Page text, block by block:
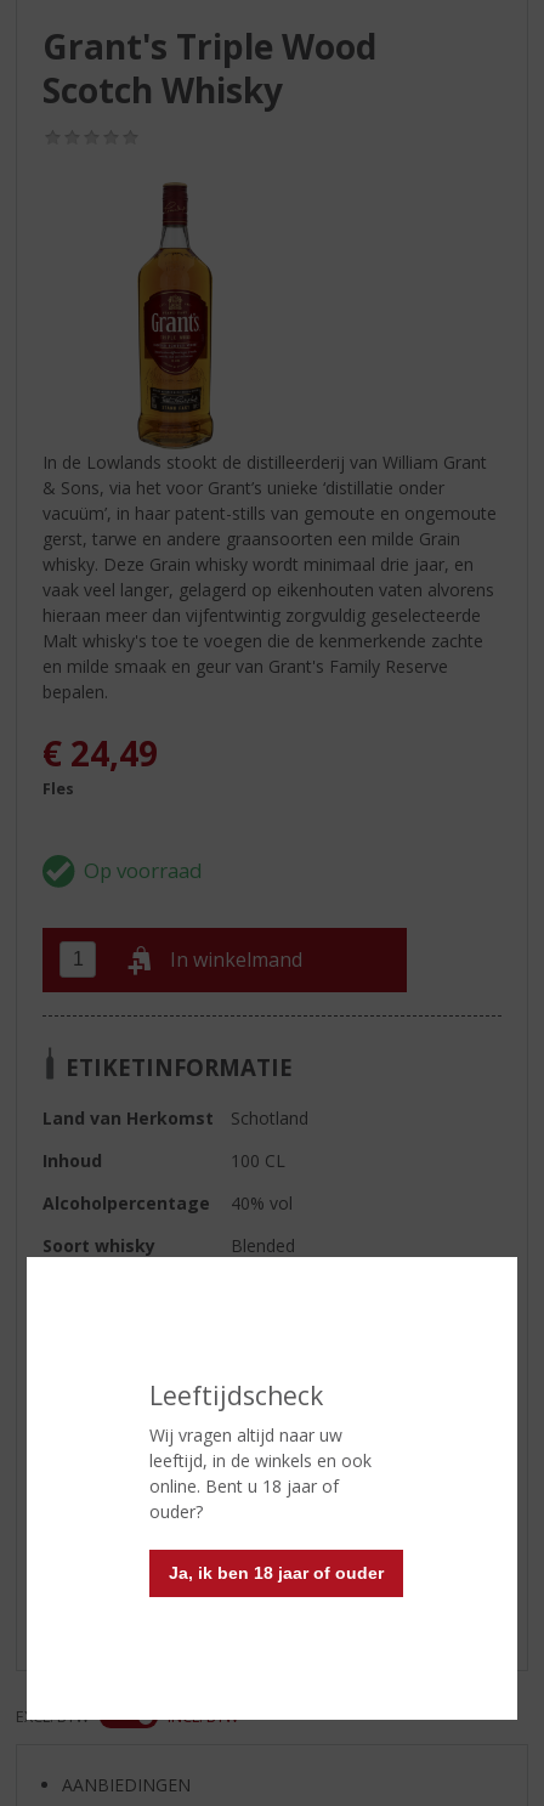
Leeftijdscheck
Wij vragen altijd naar uw
leeftijd, in de winkels en ook
online. Bent u 18 jaar of
ouder?
Ja, ik ben 18 jaar of ouder
Grant's Triple Wood
Scotch Whisky
In de Lowlands stookt de distilleerderij van William Grant
& Sons, via het voor Grant’s unieke ‘distillatie onder
vacuüm’, in haar patent-stills van gemoute en ongemoute
gerst, tarwe en andere graansoorten een milde Grain
whisky. Deze Grain whisky wordt minimaal drie jaar, en
vaak veel langer, gelagerd op eikenhouten vaten alvorens
hieraan meer dan vijfentwintig zorgvuldig geselecteerde
Malt whisky's toe te voegen die de kenmerkende zachte
en milde smaak en geur van Grant's Family Reserve
bepalen.
€ 24,49
Fles
In winkelmand
ETIKETINFORMATIE
Land van Herkomst
Schotland
Inhoud
100 CL
Alcoholpercentage
40% vol
Soort whisky
Blended
unieke moutsmaak
Reviews
Schrijf een review
EXCL. BTW INCL. BTW
AANBIEDINGEN